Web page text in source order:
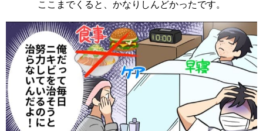
ここまでくると、かなりしんどかったです。